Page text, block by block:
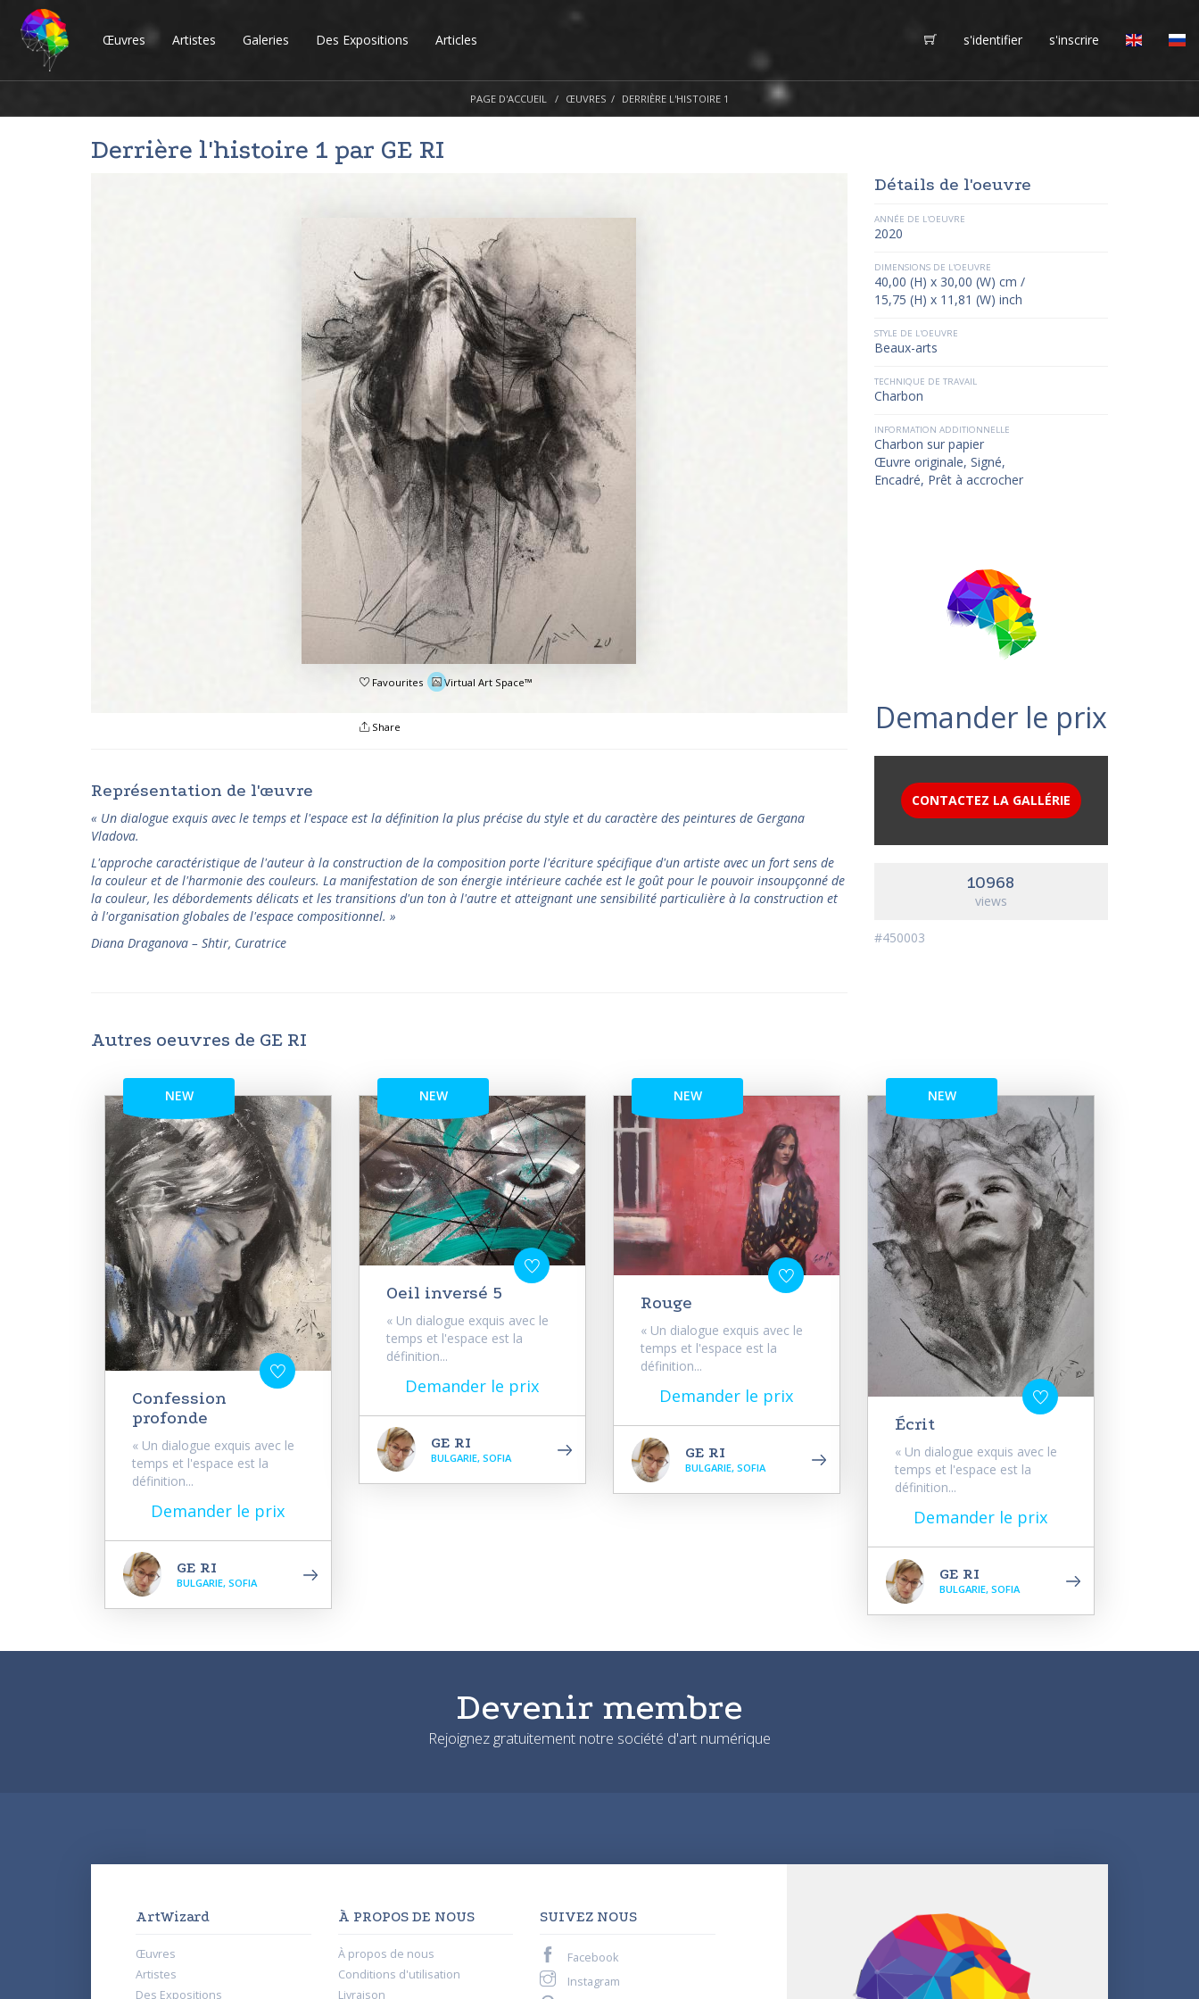
Œuvres Artistes Galeries Des Expositions Articles s'identifier s'inscrire
PAGE D'ACCUEIL ŒUVRES DERRIÈRE L'HISTOIRE 1
Derrière l'histoire 1 par GE RI
Favourites Virtual Art Space™
Share
Représentation de l'œuvre
« Un dialogue exquis avec le temps et l'espace est la définition la plus précise du style et du caractère des peintures de Gergana
Vladova.
L'approche caractéristique de l'auteur à la construction de la composition porte l'écriture spécifique d'un artiste avec un fort sens de
la couleur et de l'harmonie des couleurs. La manifestation de son énergie intérieure cachée est le goût pour le pouvoir insoupçonné de
la couleur, les débordements délicats et les transitions d'un ton à l'autre et atteignant une sensibilité particulière à la construction et
à l'organisation globales de l'espace compositionnel. »
Diana Draganova – Shtir, Curatrice
Détails de l'oeuvre
ANNÉE DE L'OEUVRE
2020
DIMENSIONS DE L'OEUVRE
40,00 (H) x 30,00 (W) cm /
15,75 (H) x 11,81 (W) inch
STYLE DE L'OEUVRE
Beaux-arts
TECHNIQUE DE TRAVAIL
Charbon
INFORMATION ADDITIONNELLE
Charbon sur papier
Œuvre originale, Signé,
Encadré, Prêt à accrocher
Demander le prix
CONTACTEZ LA GALLÉRIE
10968
views
#450003
Autres oeuvres de GE RI
NEW
Confession
profonde
« Un dialogue exquis avec le
temps et l'espace est la
définition...
Demander le prix
GE RI
BULGARIE, SOFIA
NEW
Oeil inversé 5
« Un dialogue exquis avec le
temps et l'espace est la
définition...
Demander le prix
GE RI
BULGARIE, SOFIA
NEW
Rouge
« Un dialogue exquis avec le
temps et l'espace est la
définition...
Demander le prix
GE RI
BULGARIE, SOFIA
NEW
Écrit
« Un dialogue exquis avec le
temps et l'espace est la
définition...
Demander le prix
GE RI
BULGARIE, SOFIA
Devenir membre
Rejoignez gratuitement notre société d'art numérique
ArtWizard
Œuvres
Artistes
Des Expositions
À PROPOS DE NOUS
À propos de nous
Conditions d'utilisation
Livraison
SUIVEZ NOUS
Facebook
Instagram